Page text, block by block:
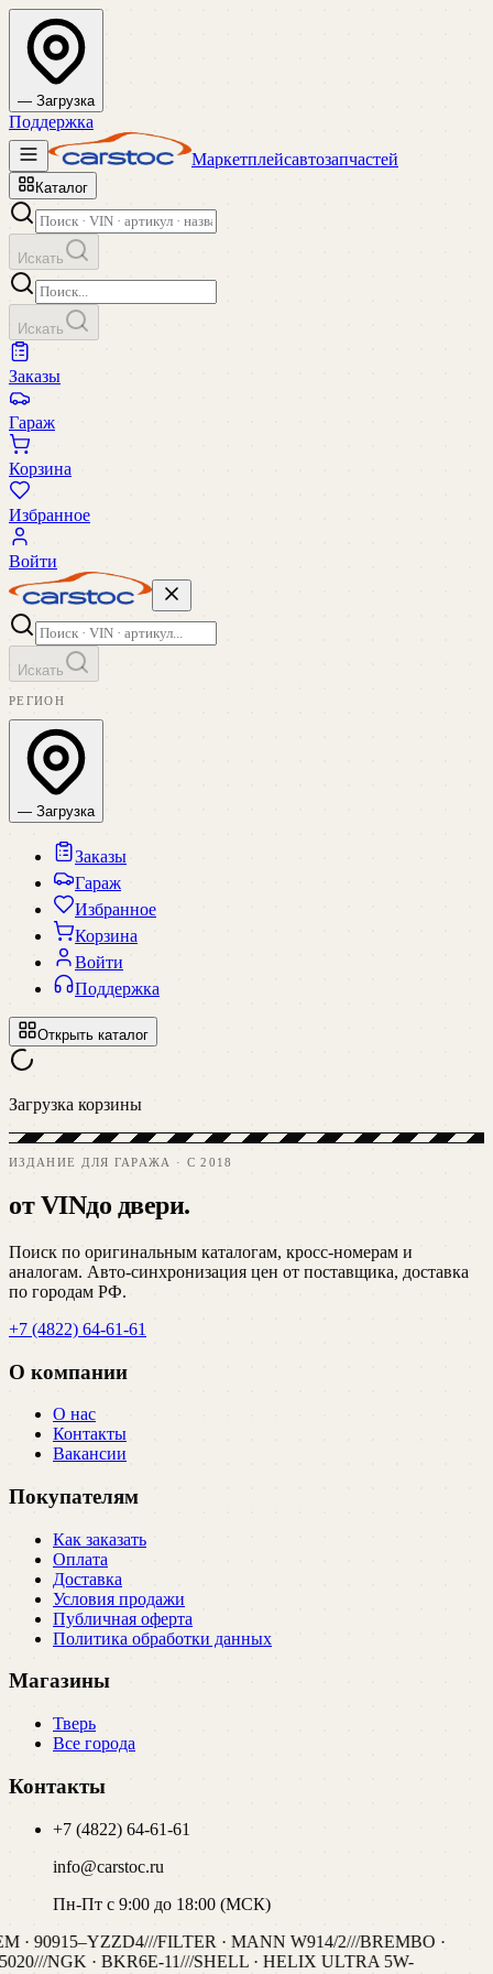
— Загрузка
Поддержка
Маркетплейсавтозапчастей
Каталог
Искать
Искать
Заказы
Гараж
Корзина
Избранное
Войти
Искать
РЕГИОН
— Загрузка
Заказы
Гараж
Избранное
Корзина
Войти
Поддержка
Открыть каталог
Загрузка корзины
ИЗДАНИЕ ДЛЯ ГАРАЖА · C 2018
от VINдо двери.
Поиск по оригинальным каталогам, кросс-номерам и
аналогам. Авто-синхронизация цен от поставщика, доставка
по городам РФ.
+7 (4822) 64-61-61
О компании
О нас
Контакты
Вакансии
Покупателям
Как заказать
Оплата
Доставка
Условия продажи
Публичная оферта
Политика обработки данных
Магазины
Тверь
Все города
Контакты
+7 (4822) 64-61-61
info@carstoc.ru
Пн-Пт с 9:00 до 18:00 (МСК)
· 90915–YZZD4///FILTER · MANN W914/2///BREMBO ·
///NGK · BKR6E-11///SHELL · HELIX ULTRA 5W-